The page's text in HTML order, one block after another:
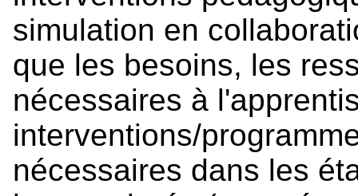
simulation en
que les besoins, les
nécessaires à
interventions/
nécessaires dans les